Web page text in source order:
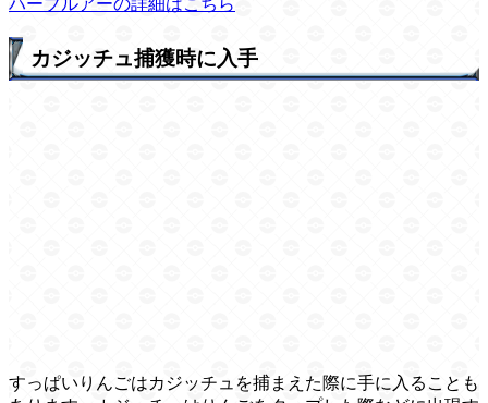
ハーブルアーの詳細はこちら
カジッチュ捕獲時に入手
すっぱいりんごはカジッチュを捕まえた際に手に入ることも